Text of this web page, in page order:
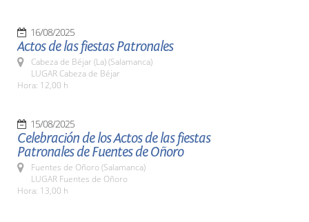
16/08/2025
Actos de las fiestas Patronales
Cabeza de Béjar (La) (Salamanca)
LUGAR Cabeza de Béjar
Hora: 12,00 h
15/08/2025
Celebración de los Actos de las fiestas
Patronales de Fuentes de Oñoro
Fuentes de Oñoro (Salamanca)
LUGAR Fuentes de Oñoro
Hora: 13,00 h